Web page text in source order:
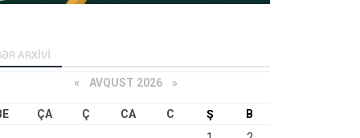
ARXİVİ
« AVQUST 2026 »
ÇA Ç CA C Ş
B